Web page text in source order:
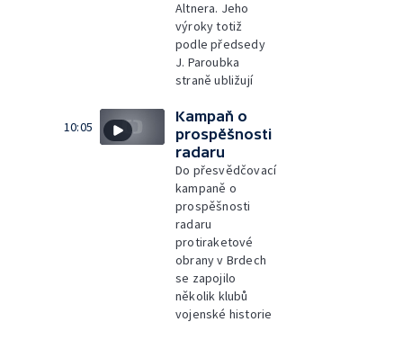
Altnera. Jeho
výroky totiž
podle předsedy
J. Paroubka
straně ubližují
10:05
Kampaň o
prospěšnosti
radaru
Do přesvědčovací
kampaně o
prospěšnosti
radaru
protiraketové
obrany v Brdech
se zapojilo
několik klubů
vojenské historie